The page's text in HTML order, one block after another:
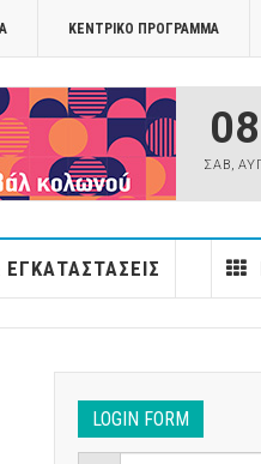
ΚΕΝΤΡΙΚΌ ΠΡΌΓΡΑΜΜΑ
08
ΣΑΒ,
ΕΓΚΑΤΑΣΤΆΣΕΙΣ
LOGIN FORM